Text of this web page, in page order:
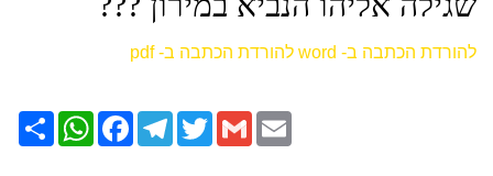
להורדת הכתבה ב- word להורדת הכתבה ב- pdf
שתף
WhatsAppFacebookTelegramTwitter Gmail Email